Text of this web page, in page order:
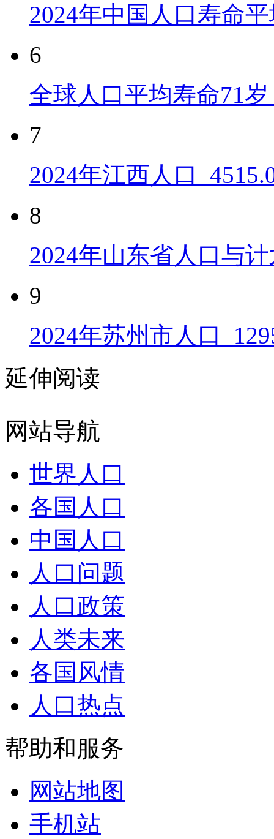
2024年中国人口寿命
6
全球人口平均寿命71
7
2024年江西人口
8
2024年山东省人口与
9
2024年苏州市人口
延伸阅读
网站导航
世界人口
各国人口
中国人口
人口问题
人口政策
人类未来
各国风情
人口热点
帮助和服务
网站地图
手机站